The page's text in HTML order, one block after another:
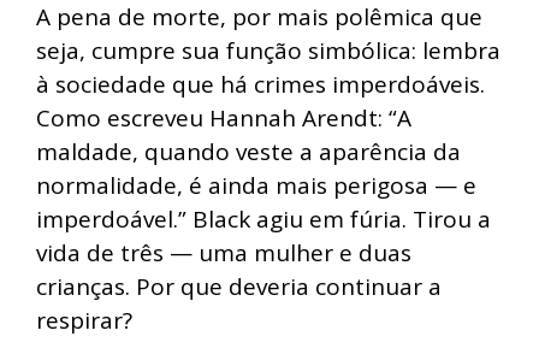
A pena de morte, por mais polêmica que
seja, cumpre sua função simbólica: lembra
à sociedade que há crimes imperdoáveis.
Como escreveu Hannah Arendt: “A
maldade, quando veste a aparência da
normalidade, é ainda mais perigosa — e
imperdoável.” Black agiu em fúria. Tirou a
vida de três — uma mulher e duas
crianças. Por que deveria continuar a
respirar?